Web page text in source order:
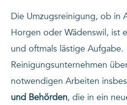
Die Umzugsreinigung, ob in
Horgen oder Wädenswil, ist
und oftmals lästige Aufgabe.
Reinigungsunternehmen
notwendigen Arbeiten
und Behörden, die in ein